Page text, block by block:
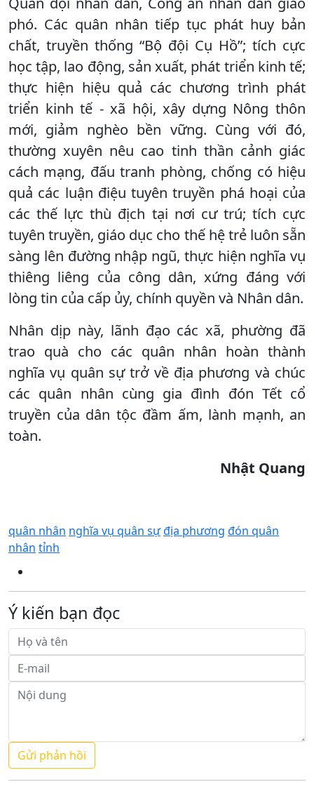
phó. Các quân nhân tiếp tục phát huy bản
chất, truyền thống “Bộ đội Cụ Hồ”; tích cực
học tập, lao động, sản xuất, phát triển kinh tế;
thực hiện hiệu quả các chương trình phát
triển kinh tế - xã hội, xây dựng Nông thôn
mới, giảm nghèo bền vững. Cùng với đó,
thường xuyên nêu cao tinh thần cảnh giác
cách mạng, đấu tranh phòng, chống có hiệu
quả các luận điệu tuyên truyền phá hoại của
các thế lực thù địch tại nơi cư trú; tích cực
tuyên truyền, giáo dục cho thế hệ trẻ luôn sẵn
sàng lên đường nhập ngũ, thực hiện nghĩa vụ
thiêng liêng của công dân, xứng đáng với
lòng tin của cấp ủy, chính quyền và Nhân dân.
Nhân dịp này, lãnh đạo các xã, phường đã
trao quà cho các quân nhân hoàn thành
nghĩa vụ quân sự trở về địa phương và chúc
các quân nhân cùng gia đình đón Tết cổ
truyền của dân tộc đầm ấm, lành mạnh, an
toàn.
Nhật Quang
quân nhân nghĩa vụ quân sựđịa phương đón quân
nhân tỉnh
Ý kiến bạn đọc